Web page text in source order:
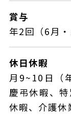
賞与
年2回（6月
休日休暇
月9~10日（
慶弔休暇、
休暇、介護休